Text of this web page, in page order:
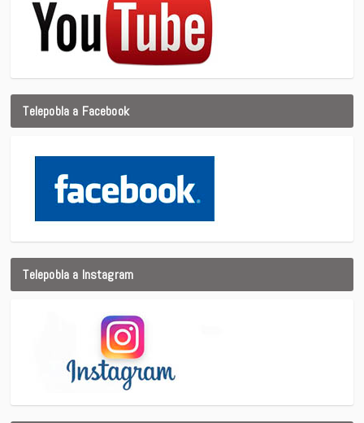
Telepobla a Facebook
Telepobla a Instagram